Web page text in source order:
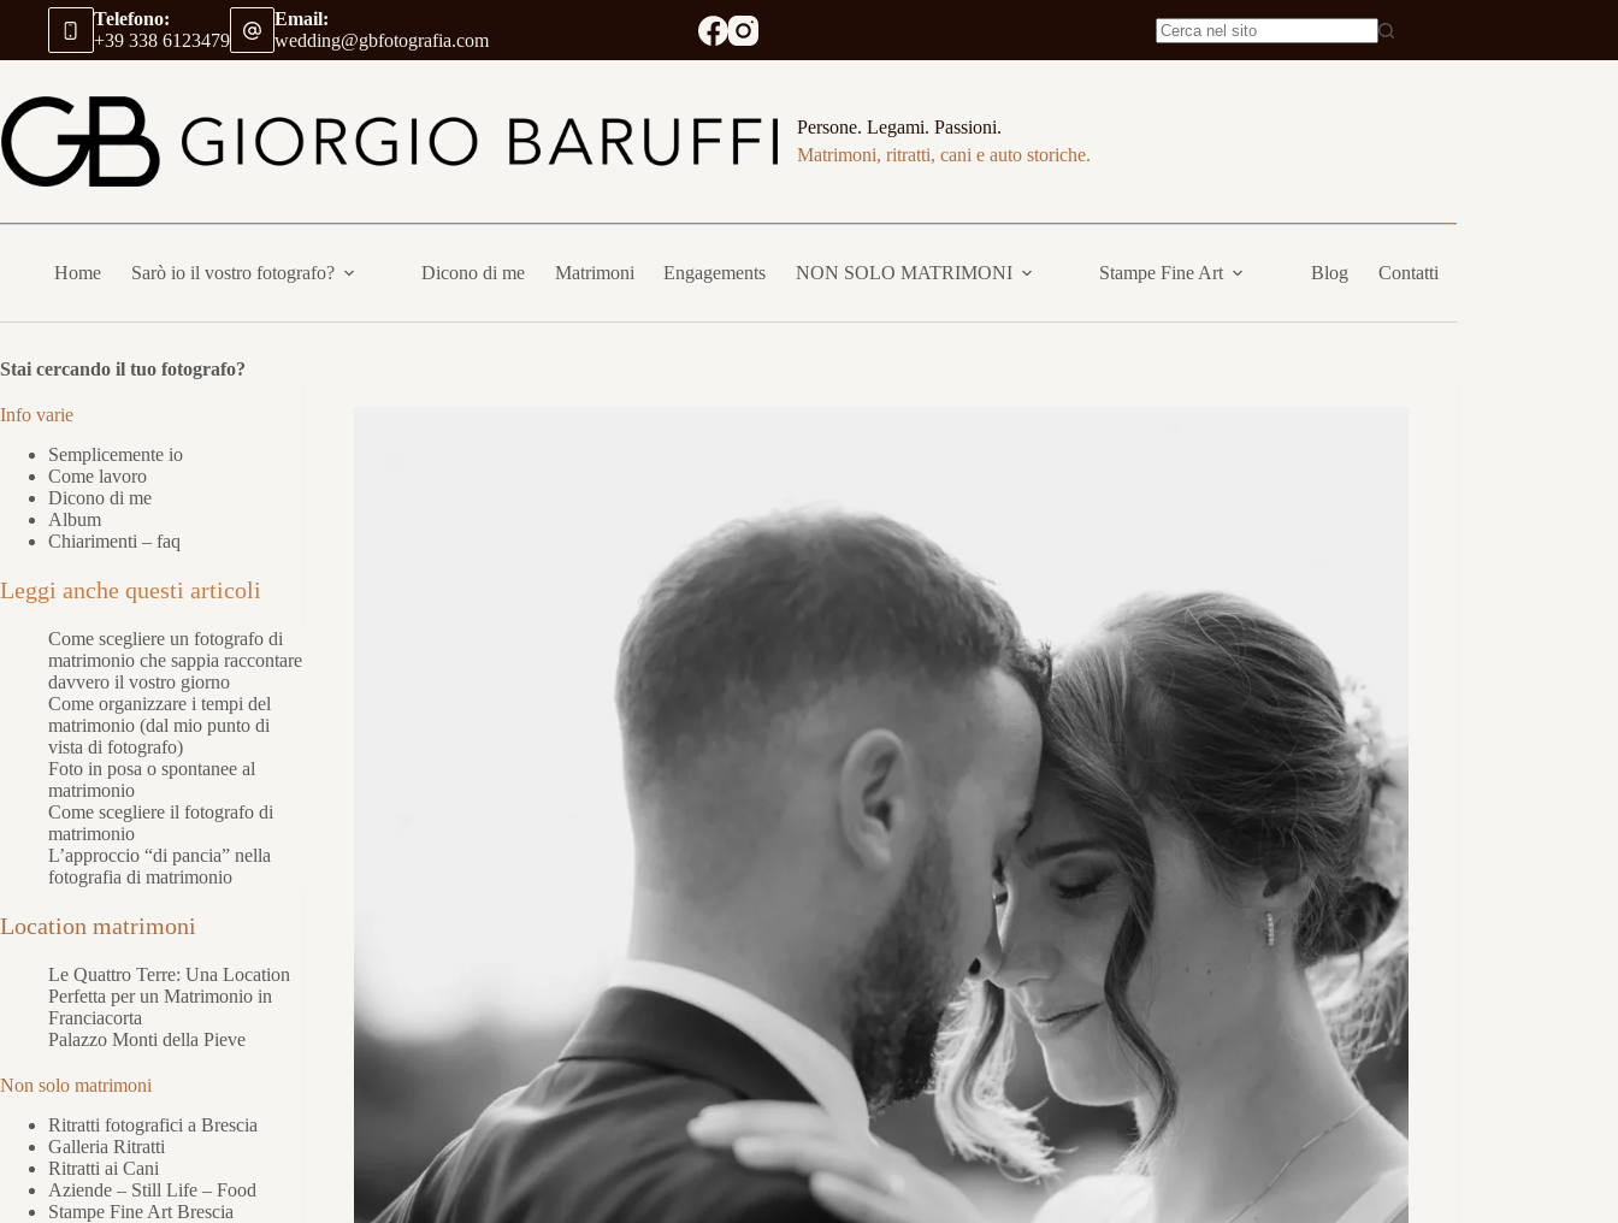
contenuto
Telefono:
+39 338 6123479
Email:
wedding@gbfotografia.com
Persone. Legami. Passioni.
Matrimoni, ritratti, cani e auto storiche.
Home Sarò io il vostro fotografo? Dicono di me Matrimoni Engagements NON SOLO MATRIMONI Stampe Fine Art Blog Contatti
Stai cercando il tuo fotografo?
Info varie
Semplicemente io
Come lavoro
Dicono di me
Album
Chiarimenti – faq
Leggi anche questi articoli
Come scegliere un fotografo di
matrimonio che sappia raccontare
davvero il vostro giorno
Come organizzare i tempi del
matrimonio (dal mio punto di
vista di fotografo)
Foto in posa o spontanee al
matrimonio
Come scegliere il fotografo di
matrimonio
L’approccio “di pancia” nella
fotografia di matrimonio
Location matrimoni
Le Quattro Terre: Una Location
Perfetta per un Matrimonio in
Franciacorta
Palazzo Monti della Pieve
Non solo matrimoni
Ritratti fotografici a Brescia
Galleria Ritratti
Ritratti ai Cani
Aziende – Still Life – Food
Stampe Fine Art Brescia